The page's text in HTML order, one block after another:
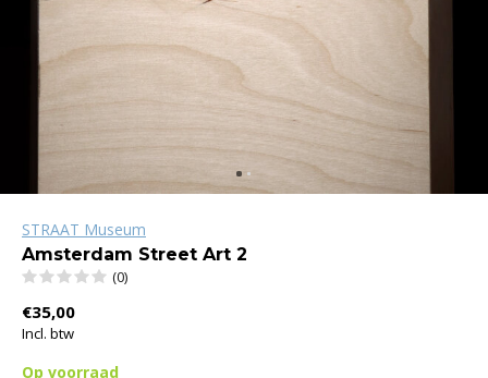
STRAAT Museum
Amsterdam Street Art 2
(0)
€35,00
Incl. btw
Op voorraad